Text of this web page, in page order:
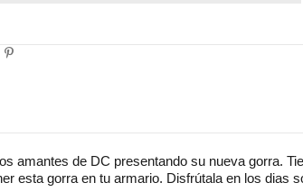
amantes de DC presentando su nueva gorra.
esta gorra en tu armario. Disfrútala en los dias